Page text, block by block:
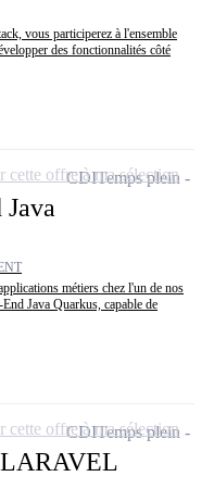
vous participerez à l'ensemble
des fonctionnalités côté
métiers chez l'un de nos
Java Quarkus, capable de
CDITemps plein
cette offre à ma sélection
CDITemps plein
cette offre à ma sélection